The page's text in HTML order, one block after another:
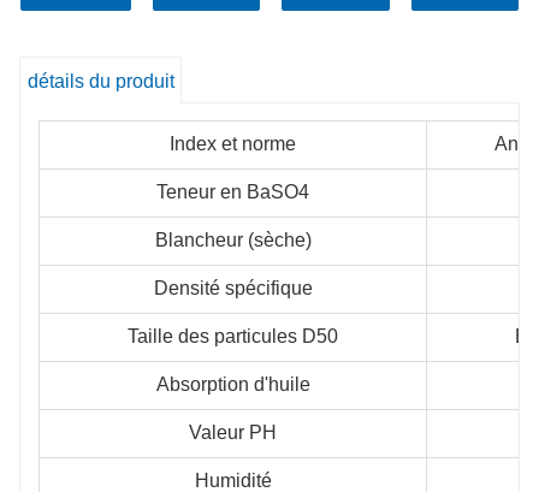
détails du produit
Index et norme
Teneur en BaSO4
Blancheur (sèche)
Densité spécifique
Taille des particules D50
Absorption d'huile
Valeur PH
Humidité